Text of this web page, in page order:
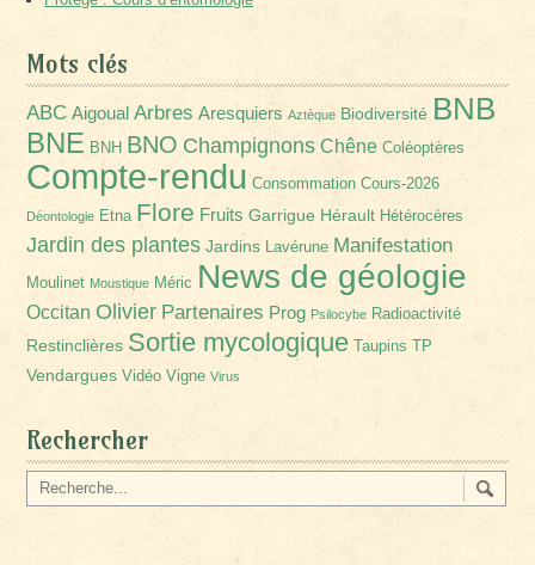
Mots clés
ABC Aigoual Arbres Aresquiers Aztèque Biodiversité BNB
BNE BNH BNO Champignons Chêne Coléoptères
Compte-rendu Consommation Cours-2026
Déontologie Etna Flore Fruits Garrigue Hérault Hétérocères
Jardin des plantes Jardins Lavérune Manifestation
Moulinet Moustique Méric News de géologie
Occitan Olivier Partenaires Prog Psilocybe Radioactivité
Restinclières Sortie mycologique Taupins TP
Vendargues Vidéo Vigne Virus
Rechercher